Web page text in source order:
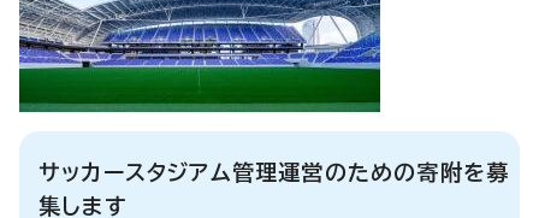
サッカースタジアム管理運営のための寄附を募
集します